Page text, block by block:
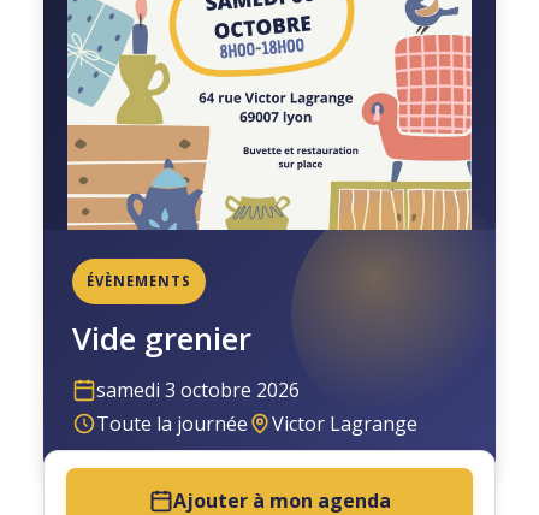
ÉVÈNEMENTS
Vide grenier
samedi 3 octobre 2026
Toute la journée
Victor Lagrange
Ajouter à mon agenda